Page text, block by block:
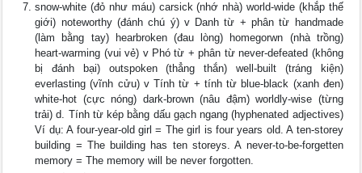
snow-white (đỏ như máu) carsick (nhớ nhà) world-wide (khắp thế
giới) noteworthy (đánh chú ý) v Danh từ + phân từ handmade
(làm bằng tay) hearbroken (đau lòng) homegorwn (nhà trồng)
heart-warming (vui vẻ) v Phó từ + phân từ never-defeated (không
bị đánh bại) outspoken (thẳng thắn) well-built (tráng kiện)
everlasting (vĩnh cửu) v Tính từ + tính từ blue-black (xanh đen)
white-hot (cực nóng) dark-brown (nâu đậm) worldly-wise (từng
trải) d. Tính từ kép bằng dấu gạch ngang (hyphenated adjectives)
Ví dụ: A four-year-old girl = The girl is four years old. A ten-storey
building = The building has ten storeys. A never-to-be-forgetten
memory = The memory will be never forgotten.